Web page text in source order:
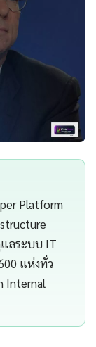
Platform
ลระบบ IT
แห่งทั่ว
Internal